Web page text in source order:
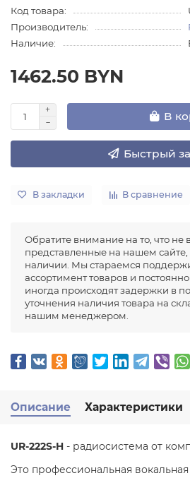
Код товара:
Производитель:
Наличие:
1462.50 BYN
В
Быстрый
В закладки В сравнение
Обратите внимание на то, что не
представленные на нашем сайте,
наличии. Мы стараемся
ассортимент товаров и
иногда происходят задержки в
уточнения наличия товара на
нашим менеджером.
Описание Характеристики
UR-222S-H - радиосистема от
Это профессиональная